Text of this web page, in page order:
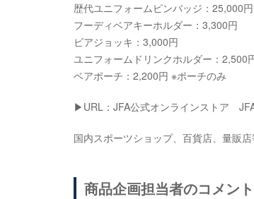
歴代ユニフォームピンバッジ：25,000円
フーディベアキーホルダー：3,300円
ビアジョッキ：3,000円
ユニフォームドリンクホルダー：2,500
ベアポーチ：2,200円 ※ポーチのみ
▶URL：JFA公式オンラインストア
国内スポーツショップ、百貨店、量販
商品企画担当者のコメント